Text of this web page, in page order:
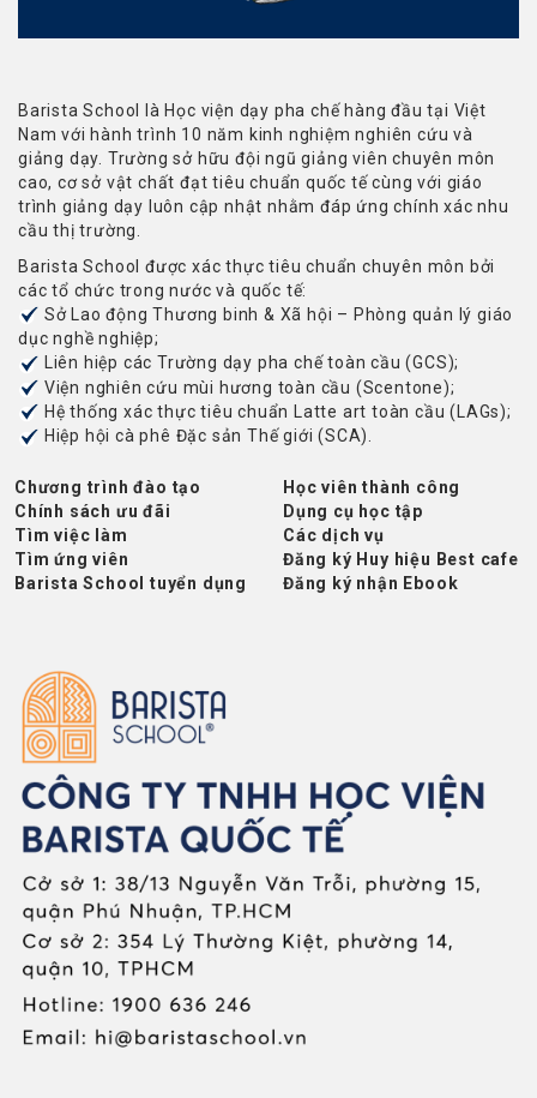
Barista School là Học viện dạy pha chế hàng đầu tại Việt
Nam với hành trình 10 năm kinh nghiệm nghiên cứu và
giảng dạy. Trường sở hữu đội ngũ giảng viên chuyên môn
cao, cơ sở vật chất đạt tiêu chuẩn quốc tế cùng với giáo
trình giảng dạy luôn cập nhật nhằm đáp ứng chính xác nhu
cầu thị trường.
Barista School được xác thực tiêu chuẩn chuyên môn bởi
các tổ chức trong nước và quốc tế:
Sở Lao động Thương binh & Xã hội – Phòng quản lý giáo
dục nghề nghiệp;
Liên hiệp các Trường dạy pha chế toàn cầu (GCS);
Viện nghiên cứu mùi hương toàn cầu (Scentone);
Hệ thống xác thực tiêu chuẩn Latte art toàn cầu (LAGs);
Hiệp hội cà phê Đặc sản Thế giới (SCA).
Chương trình đào tạo
Chính sách ưu đãi
Tìm việc làm
Tìm ứng viên
Barista School tuyển dụng
Học viên thành công
Dụng cụ học tập
Các dịch vụ
Đăng ký Huy hiệu Best cafe
Đăng ký nhận Ebook